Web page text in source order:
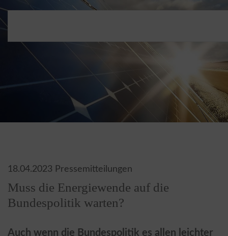
18.04.2023 Pressemitteilungen
Muss die Energiewende auf die
Bundespolitik warten?
Auch wenn die Bundespolitik es allen leichter